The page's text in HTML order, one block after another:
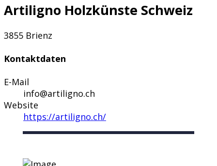
Artiligno Holzkünste Schweiz
3855 Brienz
Kontaktdaten
E-Mail
info@artiligno.ch
Website
https://artiligno.ch/